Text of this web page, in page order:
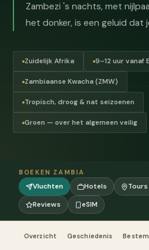
Zambezi 's nachts, met
het donker, is een geluid dat
Zuidelijk Afrika 9–12 uur vanaf
Zambiaanse Kwacha (ZMW)
Tropisch, droog & nat seizoenen
Groen — over het algemeen veilig
BOEKEN ZAMBIA
Vluchten Hotels
Reviews
eSIM
Overzicht Geschiedenis